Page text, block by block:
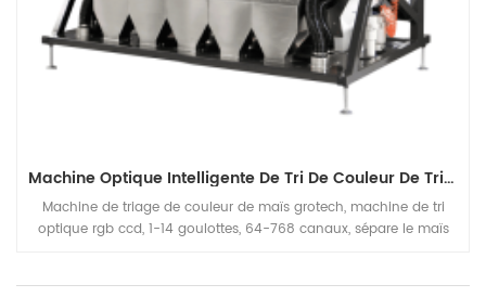
Machine Optique Intelligente De Tri De Couleur De Tri De Maïs De Haute Précision
Machine de triage de couleur de maïs grotech, machine de tri
optique rgb ccd, 1-14 goulottes, 64-768 canaux, sépare le maïs